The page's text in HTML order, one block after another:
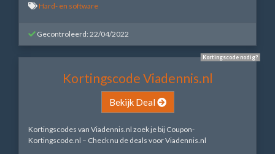
Hard- en software
Gecontroleerd: 22/04/2022
Kortingscode nodig?
Kortingscode Viadennis.nl
Bekijk Deal
Kortingscodes van Viadennis.nl zoek je bij Coupon-
Kortingscode.nl – Check nu de deals voor Viadennis.nl